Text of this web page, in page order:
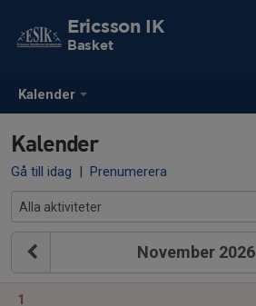
Kalender
Ericsson IK
Basket
Kalender
Gå till idag | Prenumerera
November 2026
1